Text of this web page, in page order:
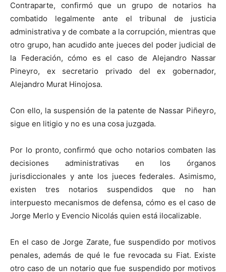
Contraparte, confirmó que un grupo de notarios ha
combatido legalmente ante el tribunal de justicia
administrativa y de combate a la corrupción, mientras que
otro grupo, han acudido ante jueces del poder judicial de
la Federación, cómo es el caso de Alejandro Nassar
Pineyro, ex secretario privado del ex gobernador,
Alejandro Murat Hinojosa.
Con ello, la suspensión de la patente de Nassar Piñeyro,
sigue en litigio y no es una cosa juzgada.
Por lo pronto, confirmó que ocho notarios combaten las
decisiones administrativas en los órganos
jurisdiccionales y ante los jueces federales. Asimismo,
existen tres notarios suspendidos que no han
interpuesto mecanismos de defensa, cómo es el caso de
Jorge Merlo y Evencio Nicolás quien está ilocalizable.
En el caso de Jorge Zarate, fue suspendido por motivos
penales, además de qué le fue revocada su Fiat. Existe
otro caso de un notario que fue suspendido por motivos